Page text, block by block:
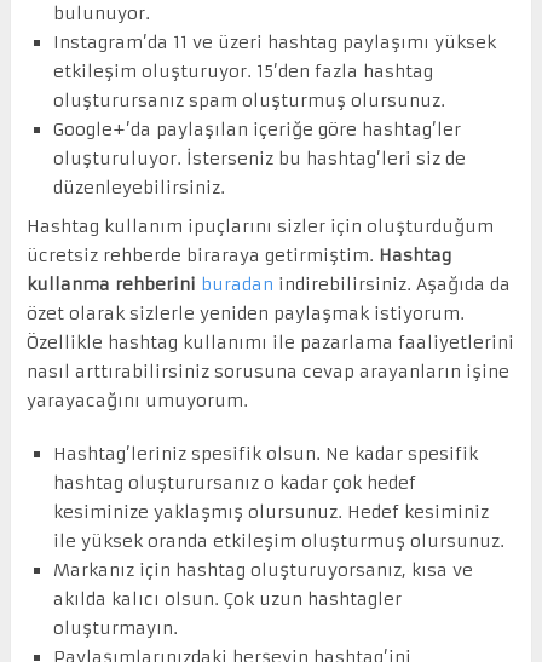
bulunuyor.
Instagram’da 11 ve üzeri hashtag paylaşımı yüksek
etkileşim oluşturuyor. 15’den fazla hashtag
oluşturursanız spam oluşturmuş olursunuz.
Google+’da paylaşılan içeriğe göre hashtag’ler
oluşturuluyor. İsterseniz bu hashtag’leri siz de
düzenleyebilirsiniz.
Hashtag kullanım ipuçlarını sizler için oluşturduğum
ücretsiz rehberde biraraya getirmiştim. Hashtag
kullanma rehberini buradan indirebilirsiniz. Aşağıda da
özet olarak sizlerle yeniden paylaşmak istiyorum.
Özellikle hashtag kullanımı ile pazarlama faaliyetlerini
nasıl arttırabilirsiniz sorusuna cevap arayanların işine
yarayacağını umuyorum.
Hashtag’leriniz spesifik olsun. Ne kadar spesifik
hashtag oluşturursanız o kadar çok hedef
kesiminize yaklaşmış olursunuz. Hedef kesiminiz
ile yüksek oranda etkileşim oluşturmuş olursunuz.
Markanız için hashtag oluşturuyorsanız, kısa ve
akılda kalıcı olsun. Çok uzun hashtagler
oluşturmayın.
Paylaşımlarınızdaki herşeyin hashtag’ini